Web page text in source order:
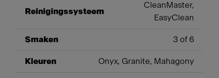
Reinigingssysteem
CleanMaster,
EasyClean
Smaken 3 of 6
Kleuren Onyx, Granite, Mahagony